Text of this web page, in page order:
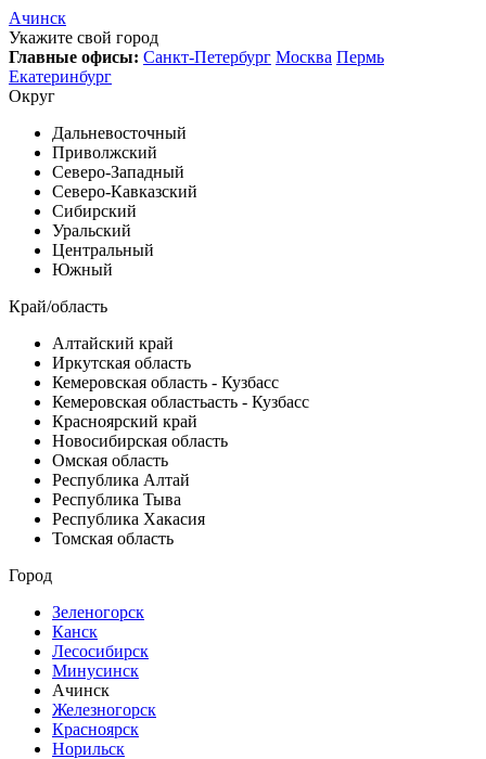
Ачинск
Укажите свой город
Главные офисы: Санкт-Петербург Москва Пермь
Екатеринбург
Округ
Дальневосточный
Приволжский
Северо-Западный
Северо-Кавказский
Сибирский
Уральский
Центральный
Южный
Край/область
Алтайский край
Иркутская область
Кемеровская область - Кузбасс
Кемеровская областьасть - Кузбасс
Красноярский край
Новосибирская область
Омская область
Республика Алтай
Республика Тыва
Республика Хакасия
Томская область
Город
Зеленогорск
Канск
Лесосибирск
Минусинск
Ачинск
Железногорск
Красноярск
Норильск